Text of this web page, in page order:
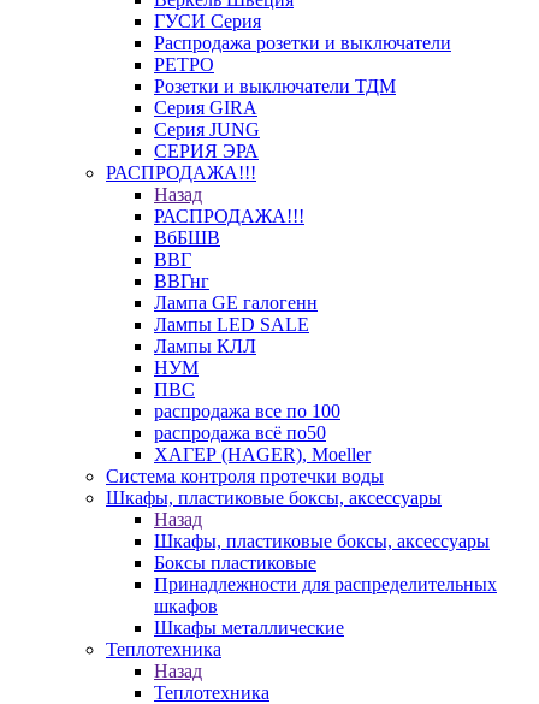
ГУСИ Серия
Распродажа розетки и выключатели
РЕТРО
Розетки и выключатели ТДМ
Серия GIRA
Серия JUNG
СЕРИЯ ЭРА
РАСПРОДАЖА!!!
Назад
РАСПРОДАЖА!!!
ВбБШВ
ВВГ
ВВГнг
Лампа GE галогенн
Лампы LED SALE
Лампы КЛЛ
НУМ
ПВС
распродажа все по 100
распродажа всё по50
ХАГЕР (HAGER), Moeller
Система контроля протечки воды
Шкафы, пластиковые боксы, аксессуары
Назад
Шкафы, пластиковые боксы, аксессуары
Боксы пластиковые
Принадлежности для распределительных
шкафов
Шкафы металлические
Теплотехника
Назад
Теплотехника